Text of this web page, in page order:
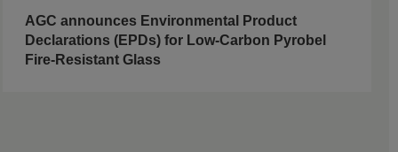
AGC announces Environmental Product
Declarations (EPDs) for Low-Carbon Pyrobel
Fire-Resistant Glass